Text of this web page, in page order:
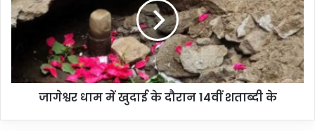
जागेश्वर धाम में खुदाई के दौरान 14वीं शताब्दी के